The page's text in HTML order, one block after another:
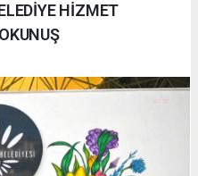
HİZMET